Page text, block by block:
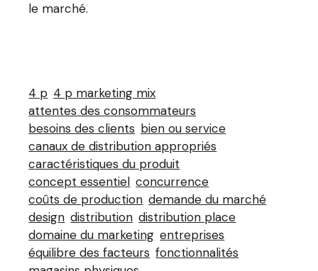
le marché.
4 p 4 p marketing mix
attentes des consommateurs
besoins des clients bien ou service
canaux de distribution appropriés
caractéristiques du produit
concept essentiel concurrence
coûts de production demande du marché
design distribution distribution place
domaine du marketing entreprises
équilibre des facteurs fonctionnalités